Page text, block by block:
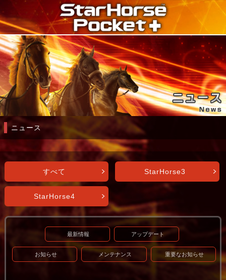
ニュース
すべて StarHorse3
StarHorse4
最新情報 アップデート
お知らせ メンテナンス 重要なお知らせ